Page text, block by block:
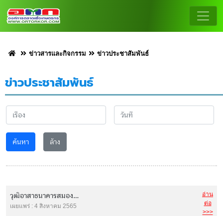
ข่าวสารและกิจกรรม ข่าวประชาสัมพันธ์
ข่าวประชาสัมพันธ์
ค้นหา ล้าง
วุฒิอาสาธนาคารสมอง...
เผยแพร่ : 4 สิงหาคม 2565
อ่าน
ต่อ
>>>